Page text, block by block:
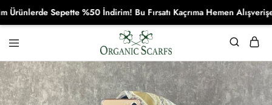
Organikscarf
Sepette %50 İndirim! Bu Fırsatı Kaçrıma Hemen Alışverişe